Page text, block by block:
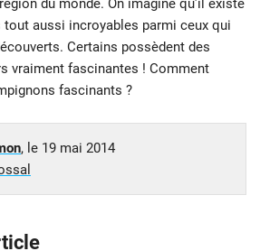
région du monde. On imagine qu’il existe
tout aussi incroyables parmi ceux qui
Certains possèdent des
vraiment fascinantes ! Comment
fascinants ?
, le 19 mai 2014